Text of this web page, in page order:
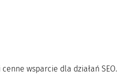
wsparcie dla działań SEO.